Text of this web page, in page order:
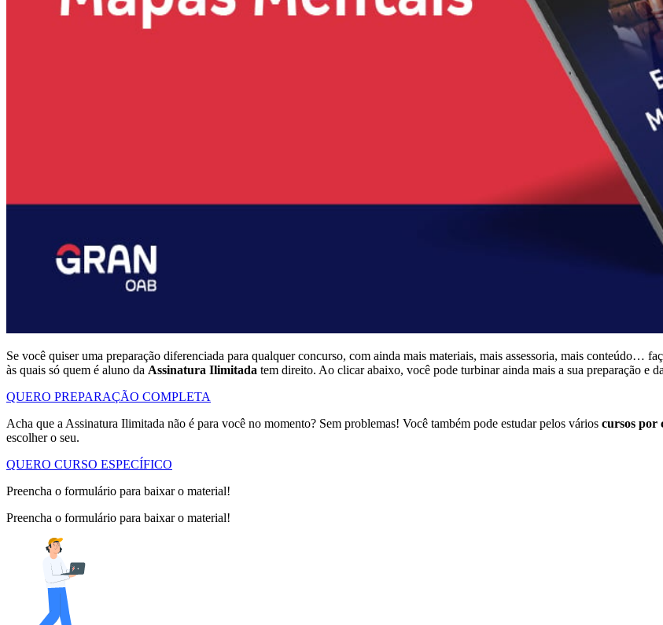
Se você quiser uma preparação diferenciada para qualquer concurso, com ainda mais materiais, mais assessoria, mais conteúdo…
às quais só quem é aluno da Assinatura Ilimitada tem direito. Ao clicar abaixo, você pode turbinar ainda mais a sua preparação e
QUERO PREPARAÇÃO COMPLETA
Acha que a Assinatura Ilimitada não é para você no momento? Sem problemas! Você também pode estudar pelos vários cursos por
escolher o seu.
QUERO CURSO ESPECÍFICO
Preencha o formulário para baixar o material!
Preencha o formulário para baixar o material!